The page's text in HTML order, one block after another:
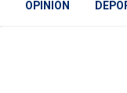
OPINIÓN